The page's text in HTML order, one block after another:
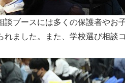
談ブースには多くの保護者やお
れました。また、学校選び相談